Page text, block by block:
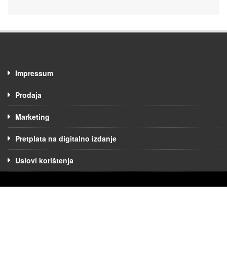
Impressum
Prodaja
Marketing
Pretplata na digitalno izdanje
Uslovi korištenja